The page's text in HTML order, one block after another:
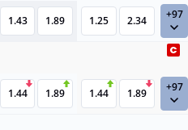
1.43 1.89 1.25 2.34 +97
1.44 1.89 1.44 1.89 +97